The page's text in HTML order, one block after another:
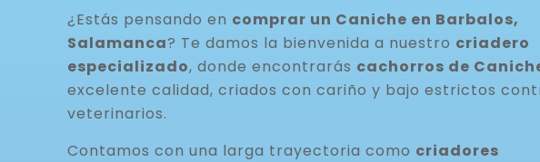
¿Estás pensando en comprar un Caniche en Barbalos,
Salamanca? Te damos la bienvenida a nuestro criadero
especializado, donde encontrarás cachorros de
excelente calidad, criados con cariño y bajo estrictos
veterinarios.
Contamos con una larga trayectoria como criadores